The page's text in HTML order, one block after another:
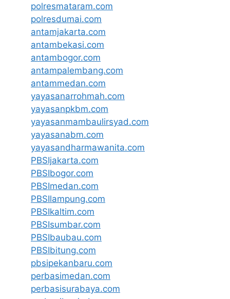
polresmataram.com
polresdumai.com
antamjakarta.com
antambekasi.com
antambogor.com
antampalembang.com
antammedan.com
yayasanarrohmah.com
yayasanpkbm.com
yayasanmambaulirsyad.com
yayasanabm.com
yayasandharmawanita.com
PBSIjakarta.com
PBSIbogor.com
PBSImedan.com
PBSIlampung.com
PBSIkaltim.com
PBSIsumbar.com
PBSIbaubau.com
PBSIbitung.com
pbsipekanbaru.com
perbasimedan.com
perbasisurabaya.com